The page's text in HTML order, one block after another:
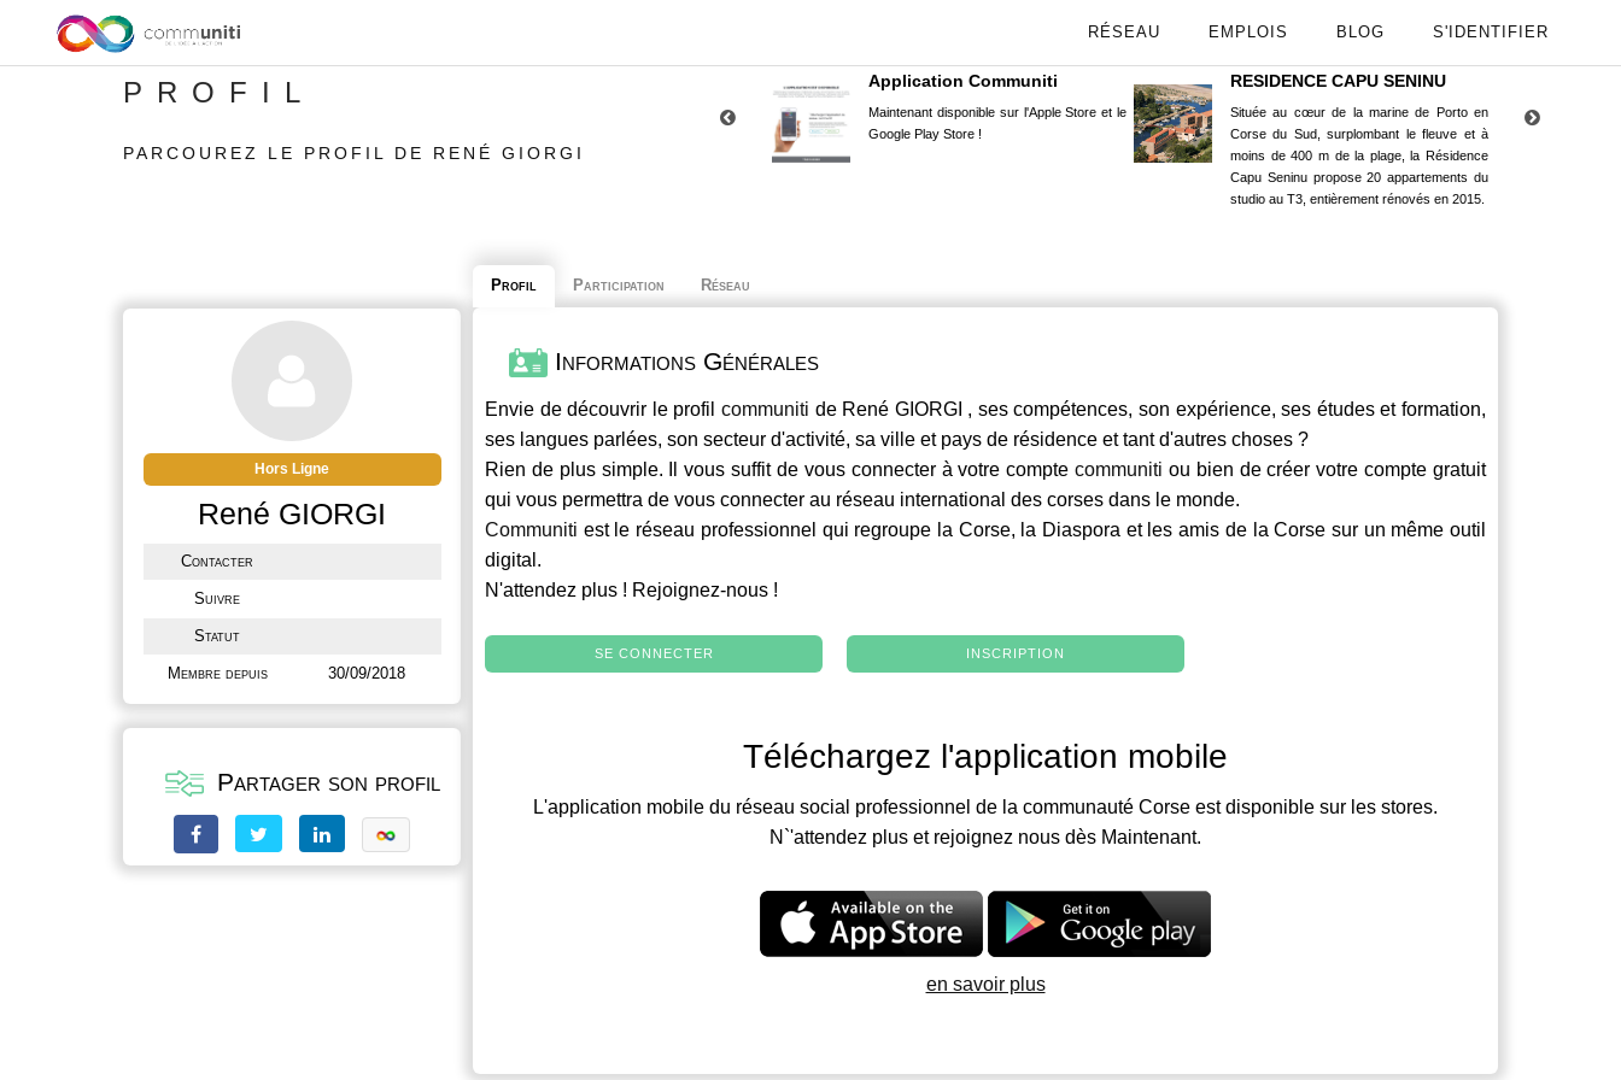
RÉSEAU EMPLOIS BLOG S'IDENTIFIER
PROFIL
PARCOUREZ LE PROFIL DE RENÉ GIORGI
Application Communiti
Maintenant disponible sur l'Apple Store et le
Google Play Store !
RESIDENCE CAPU SENINU
Située au cœur de la marine de Porto en
Corse du Sud, surplombant le fleuve et à
moins de 400 m de la plage, la Résidence
Capu Seninu propose 20 appartements du
studio au T3, entièrement rénovés en 2015.
Hors Ligne
René GIORGI
Contacter
Suivre
Statut
Membre depuis 30/09/2018
Partager son profil
Profil Participation Réseau
Informations Générales
Envie de découvrir le profil communiti de René GIORGI , ses compétences, son expérience, ses études et formation,
ses langues parlées, son secteur d'activité, sa ville et pays de résidence et tant d'autres choses ?
Rien de plus simple. Il vous suffit de vous connecter à votre comptecommuniti ou bien de créer votre compte gratuit
qui vous permettra de vous connecter au réseau international des corses dans le monde.
Communiti est le réseau professionnel qui regroupe la Corse, la Diaspora et les amis de la Corse sur un même outil
digital.
N'attendez plus ! Rejoignez-nous !
SE CONNECTER INSCRIPTION
Téléchargez l'application mobile
L'application mobile du réseau social professionnel de la communauté Corse est disponible sur les stores.
N`'attendez plus et rejoignez nous dès Maintenant.
en savoir plus